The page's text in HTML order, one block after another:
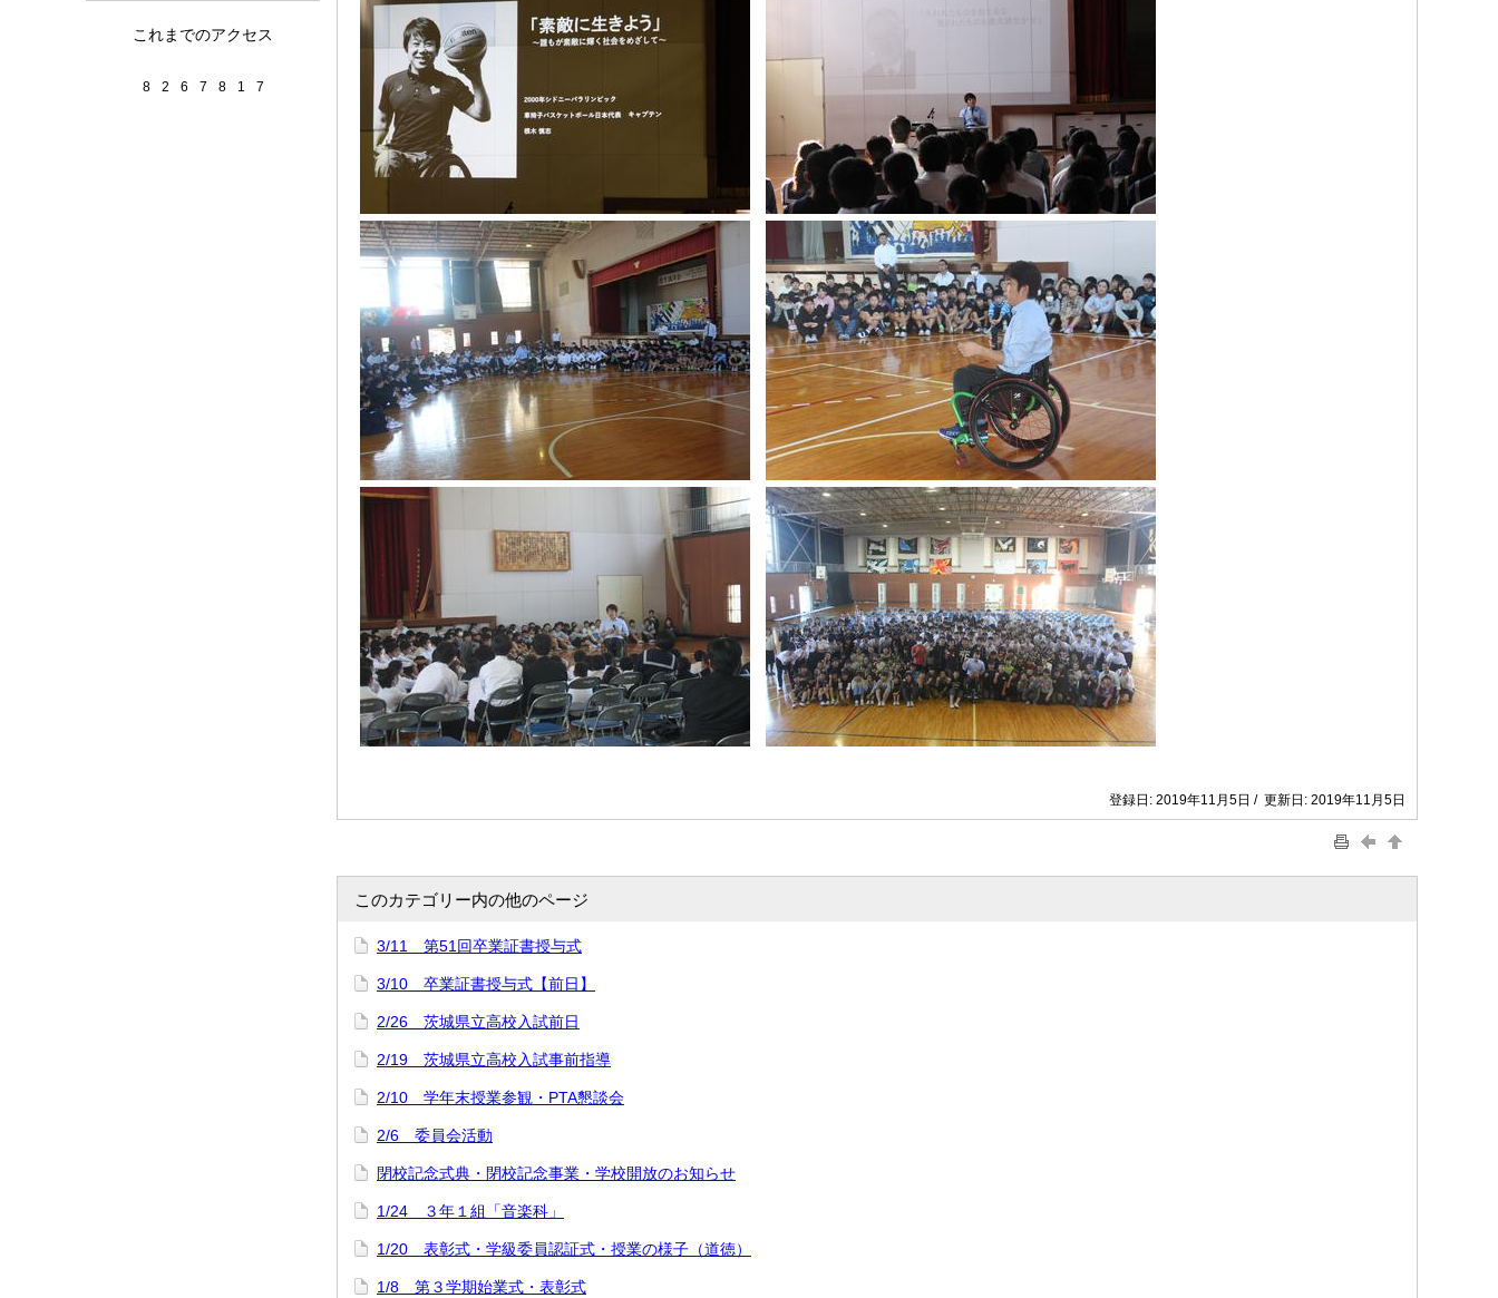
これまでのアクセス
8 2 6 7 8 1 7
登録日: 2019年11月5日 / 更新日: 2019年11月5日
このカテゴリー内の他のページ
3/11 第51回卒業証書授与式
3/10 卒業証書授与式【前日】
2/26 茨城県立高校入試前日
2/19 茨城県立高校入試事前指導
2/10 学年末授業参観・PTA懇談会
2/6 委員会活動
閉校記念式典・閉校記念事業・学校開放のお知らせ
1/24 ３年１組「音楽科」
1/20 表彰式・学級委員認証式・授業の様子（道徳）
1/8 第３学期始業式・表彰式